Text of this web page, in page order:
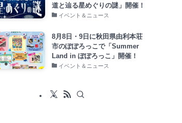
道と辿る星めぐりの謎」開催！
イベント＆ニュース
8月8日・9日に秋田県由利本荘
市のぽぽろっこで「Summer
Land in ぽぽろっこ」開催！
イベント＆ニュース